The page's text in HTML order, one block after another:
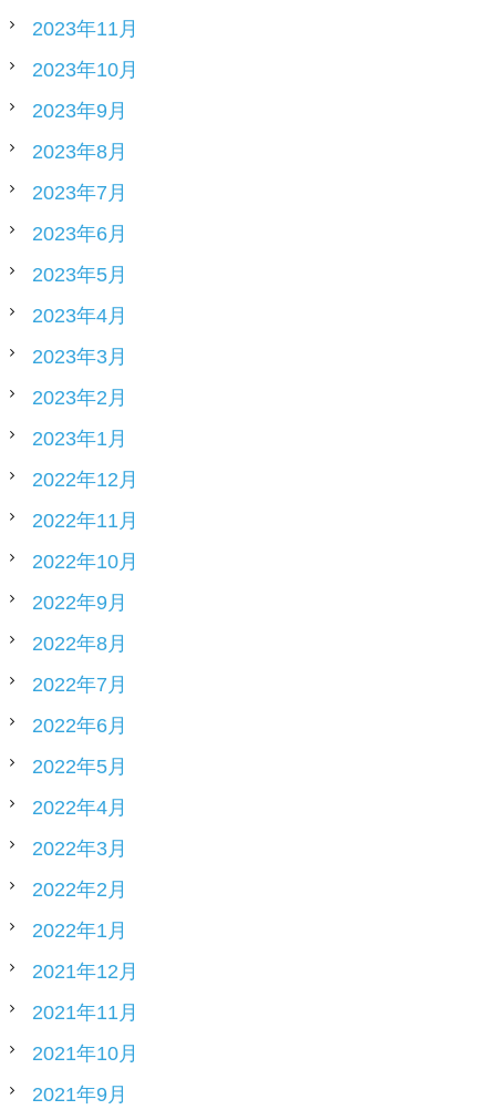
2023年11月
2023年10月
2023年9月
2023年8月
2023年7月
2023年6月
2023年5月
2023年4月
2023年3月
2023年2月
2023年1月
2022年12月
2022年11月
2022年10月
2022年9月
2022年8月
2022年7月
2022年6月
2022年5月
2022年4月
2022年3月
2022年2月
2022年1月
2021年12月
2021年11月
2021年10月
2021年9月